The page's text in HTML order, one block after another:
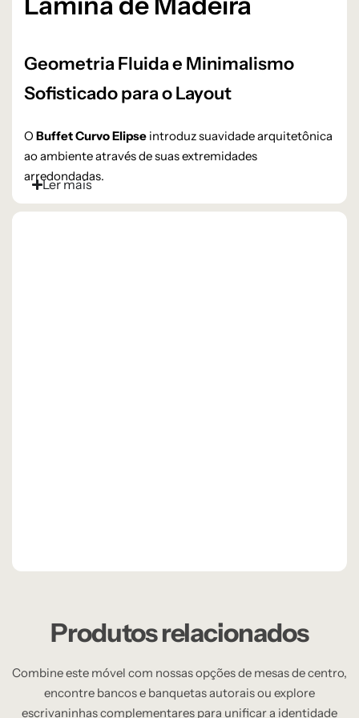
Geometria Fluida e Minimalismo
Sofisticado para o Layout
O Buffet Curvo Elipse introduz suavidade arquitetônica
ao ambiente através de suas extremidades
arredondadas.
Ler mais
Produtos relacionados
Combine este móvel com nossas opções de mesas de centro,
encontre bancos e banquetas autorais ou explore
escrivaninhas complementares para unificar a identidade